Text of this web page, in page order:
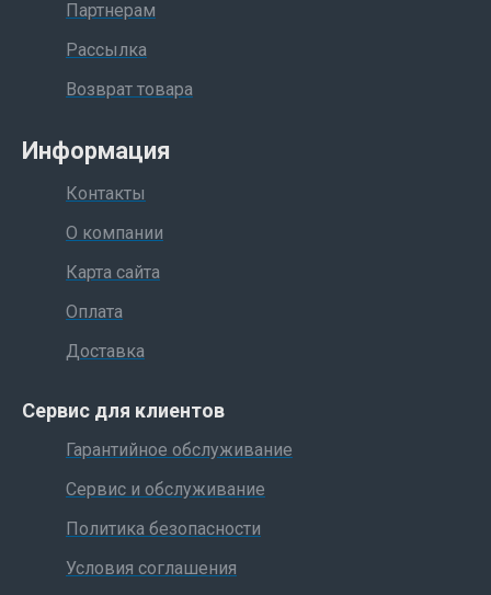
Партнерам
Рассылка
Возврат товара
Информация
Контакты
О компании
Карта сайта
Оплата
Доставка
Сервис для клиентов
Гарантийное обслуживание
Сервис и обслуживание
Политика безопасности
Условия соглашения